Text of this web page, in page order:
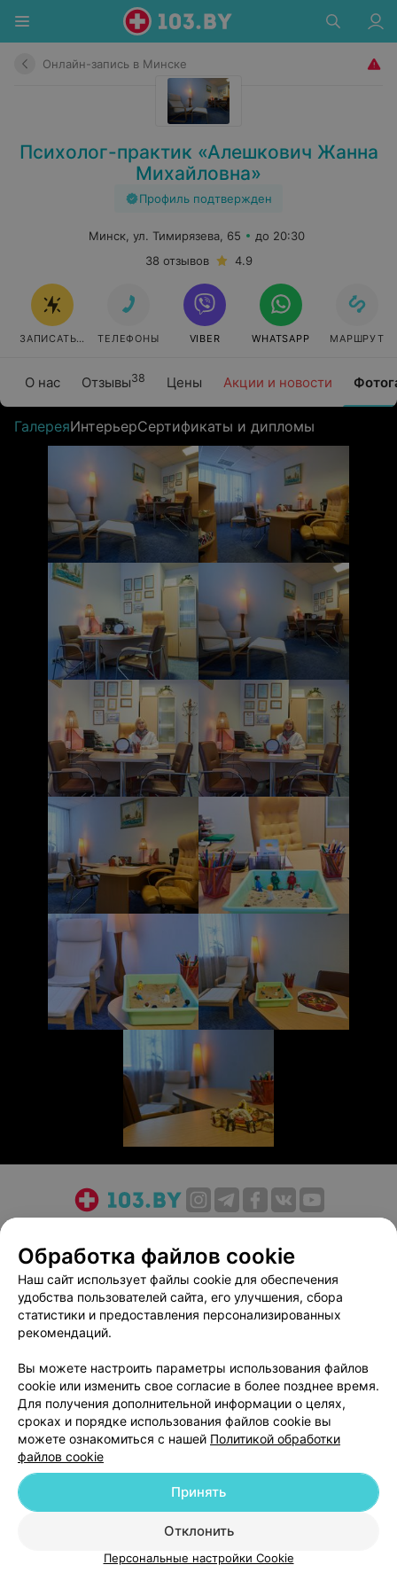
Онлайн-запись в Минске
Психолог-практик «Алешкович Жанна
Михайловна»
Профиль подтвержден
О нас Отзывы38 Цены Акции и новости
Минск, ул. Тимирязева, 65
до 20:30
38 отзывов
4.9
ЗАПИСАТЬСЯ ОНЛАЙН
ТЕЛЕФОНЫ VIBER WHATSAPP МАРШРУТ
ГалереяИнтерьерСертификаты и дипломы
Медицинский маркетинг
Публичный договор
Пользовательское соглашение
Способы оплаты
Вакансии
Партнеры
Написать руководителю 103.by
Персональные настройки cookie
Обработка персональных данных
Обработка файлов cookie
Наш сайт использует файлы cookie для обеспечения
удобства пользователей сайта, его улучшения, сбора
статистики и предоставления персонализированных
рекомендаций.
Вы можете настроить параметры использования файлов
cookie или изменить свое согласие в более позднее время.
Для получения дополнительной информации о целях,
сроках и порядке использования файлов cookie вы
можете ознакомиться с нашей Политикой обработки
файлов cookie
Отклонить
Принять
Персональные настройки Cookie